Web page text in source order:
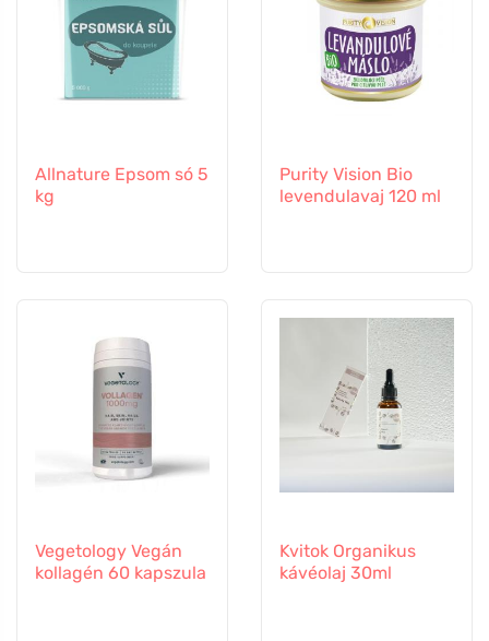
Allnature Epsom só 5
kg
Purity Vision Bio
levendulavaj 120 ml
Vegetology Vegán
kollagén 60 kapszula
Kvitok Organikus
kávéolaj 30ml